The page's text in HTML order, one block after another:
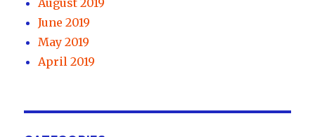
August 2019
June 2019
May 2019
April 2019